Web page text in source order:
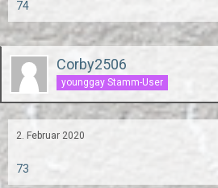
74
Corby2506
younggay Stamm-User
2. Februar 2020
73